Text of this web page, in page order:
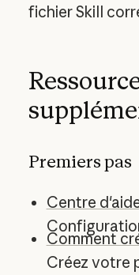
fichier Skill
Premiers pas
Centre
Comment
Créez votre